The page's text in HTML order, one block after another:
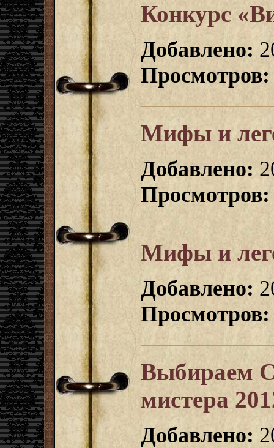
Конкурс
Добавлено:
Просмотров:
Мифы и
Добавлено:
Просмотров:
Мифы и
Добавлено:
Просмотров:
Выбираем
мистера
Добавлено: